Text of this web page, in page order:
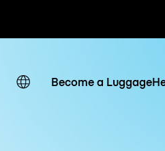
Become a